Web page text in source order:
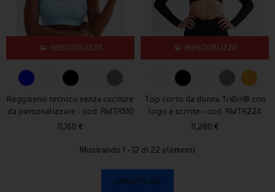
PERSONALIZZA
Reggiseno tecnico senza cuciture
da personalizzare - cod. RWTR510
11,160 €
PERSONALIZZA
Top corto da donna TriDri® con
logo e scritte - cod. RWTR224
11,280 €
Mostrando 1 - 12 di 22 elementi
CARICA DI PIÙ